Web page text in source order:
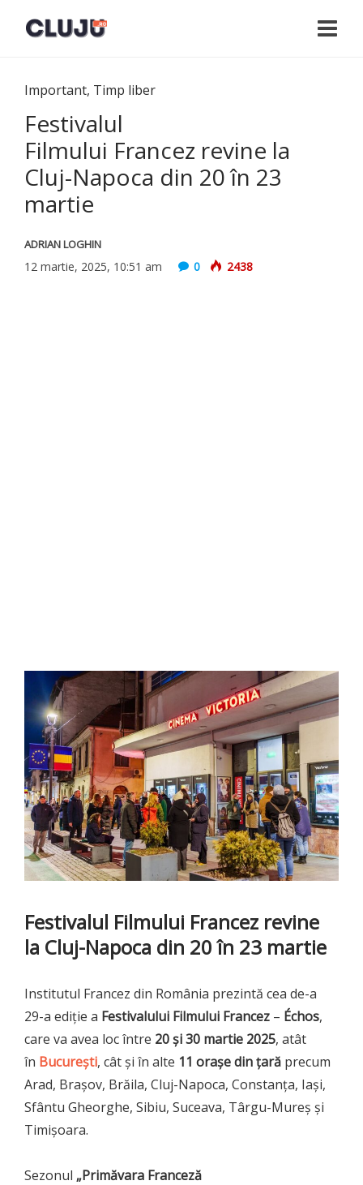
Important, Timp liber
Festivalul
Filmului Francez revine la
Cluj-Napoca din 20 în 23
martie
ADRIAN LOGHIN
12 martie, 2025, 10:51 am 0 2438
Festivalul Filmului Francez revine
la Cluj-Napoca din 20 în 23 martie
Institutul Francez din România prezintă cea de-a
29-a ediție a Festivalului Filmului Francez – Échos,
care va avea loc între 20 și 30 martie 2025, atât
în București, cât și în alte 11 orașe din țară precum
Arad, Brașov, Brăila, Cluj-Napoca, Constanța, Iași,
Sfântu Gheorghe, Sibiu, Suceava, Târgu-Mureș și
Timișoara.
Sezonul „Primăvara Franceză